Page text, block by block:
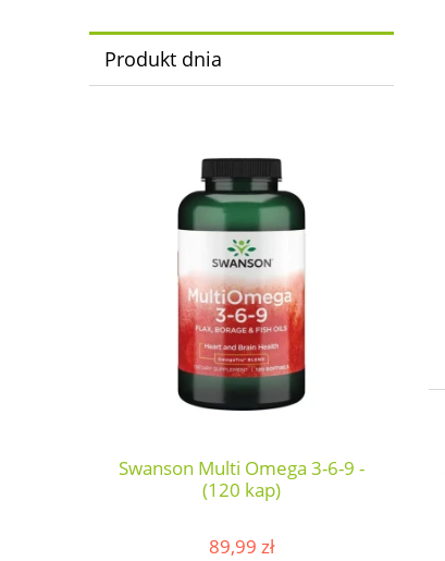
Produkt dnia
Swanson Multi Omega 3-6-9 -
(120 kap)
89,99 zł